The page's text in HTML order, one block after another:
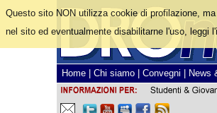
Home Chi siamo Convegni News
Questo sito NON utilizza cookie di profilazione,
nel sito ed eventualmente disabilitarne l'uso, leggi